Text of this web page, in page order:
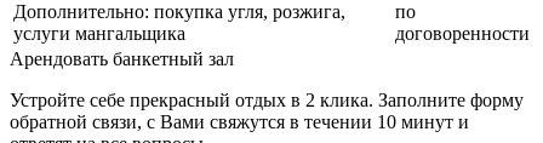
Дополнительно: покупка угля, розжига,
услуги мангальщика
по
договоренности
Арендовать банкетный зал
Устройте себе прекрасный отдых в 2 клика. Заполните форму
обратной связи, с Вами свяжутся в течении 10 минут и